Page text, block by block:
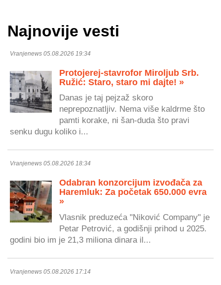
Najnovije vesti
Vranjenews 05.08.2026 19:34
Protojerej-stavrofor Miroljub Srb.
Ružić: Staro, staro mi dajte! »
Danas je taj pejzaž skoro
neprepoznatljiv. Nema više kaldrme što
pamti korake, ni šan-duda što pravi
senku dugu koliko i...
Vranjenews 05.08.2026 18:34
Odabran konzorcijum izvođača za
Haremluk: Za početak 650.000 evra
»
Vlasnik preduzeća "Niković Company" je
Petar Petrović, a godišnji prihod u 2025.
godini bio im je 21,3 miliona dinara il...
Vranjenews 05.08.2026 17:14